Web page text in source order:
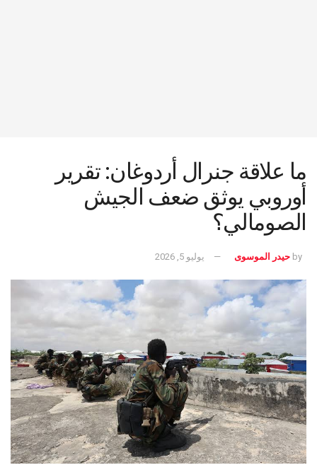
ما علاقة جنرال أردوغان: تقرير
أوروبي يوثق ضعف الجيش
الصومالي؟
by حيدر الموسوى يوليو 5, 2026